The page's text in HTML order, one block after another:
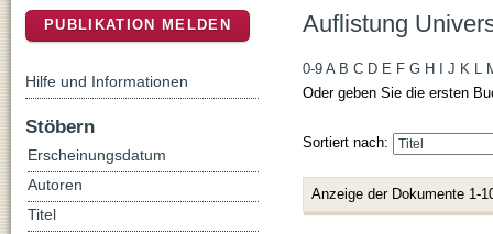
Auflistung
0-9 A B C D E F G H J K L
Oder geben Sie die ersten
Sortiert nach:
Anzeige der Dokumente 1-
PUBLIKATION MELDEN
Hilfe und Informationen
Stöbern
Erscheinungsdatum
Autoren
Titel